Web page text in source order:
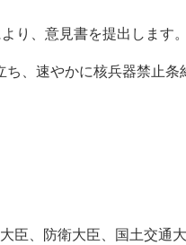
り、意見書を提出します。
、速やかに核兵器禁止条
臣、防衛大臣、国土交通